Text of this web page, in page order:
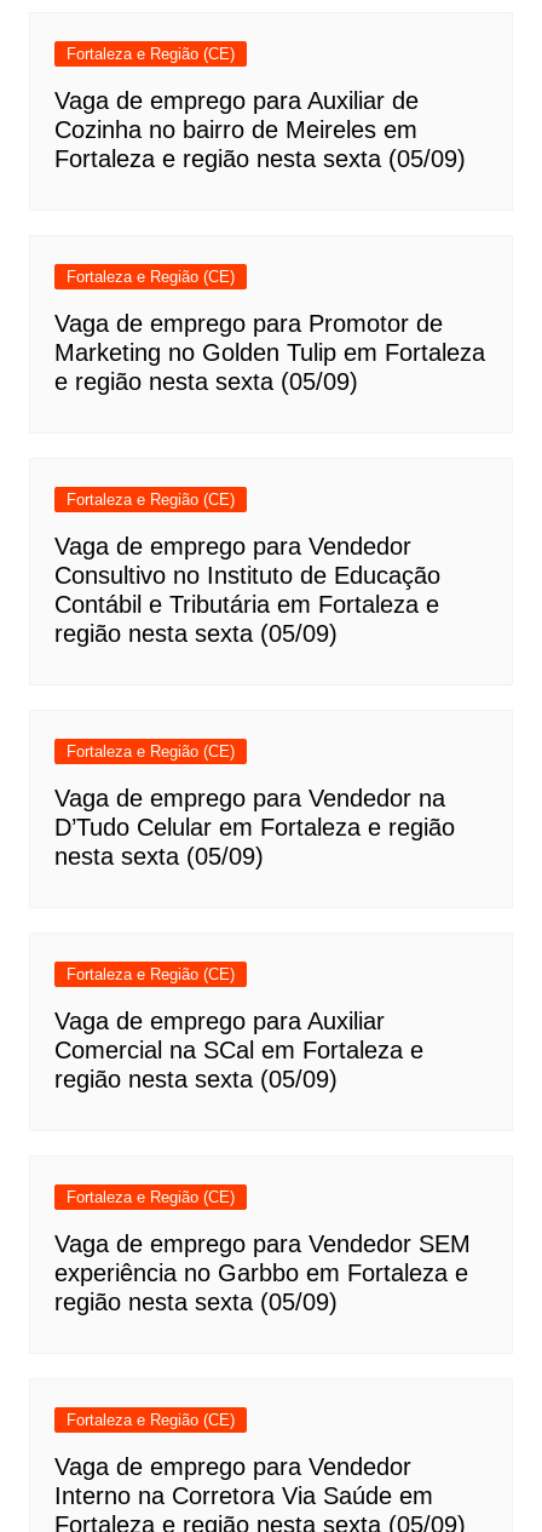
Fortaleza e Região (CE)
Vaga de emprego para Auxiliar de
Cozinha no bairro de Meireles em
Fortaleza e região nesta sexta (05/09)
Fortaleza e Região (CE)
Vaga de emprego para Promotor de
Marketing no Golden Tulip em Fortaleza
e região nesta sexta (05/09)
Fortaleza e Região (CE)
Vaga de emprego para Vendedor
Consultivo no Instituto de Educação
Contábil e Tributária em Fortaleza e
região nesta sexta (05/09)
Fortaleza e Região (CE)
Vaga de emprego para Vendedor na
D’Tudo Celular em Fortaleza e região
nesta sexta (05/09)
Fortaleza e Região (CE)
Vaga de emprego para Auxiliar
Comercial na SCal em Fortaleza e
região nesta sexta (05/09)
Fortaleza e Região (CE)
Vaga de emprego para Vendedor SEM
experiência no Garbbo em Fortaleza e
região nesta sexta (05/09)
Fortaleza e Região (CE)
Vaga de emprego para Vendedor
Interno na Corretora Via Saúde em
Fortaleza e região nesta sexta (05/09)